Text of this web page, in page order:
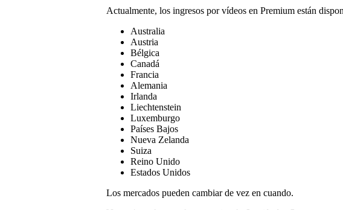
Actualmente, los ingresos por vídeos en Premium están
Australia
Austria
Bélgica
Canadá
Francia
Alemania
Irlanda
Liechtenstein
Luxemburgo
Países Bajos
Nueva Zelanda
Suiza
Reino Unido
Estados Unidos
Los mercados pueden cambiar de vez en cuando.